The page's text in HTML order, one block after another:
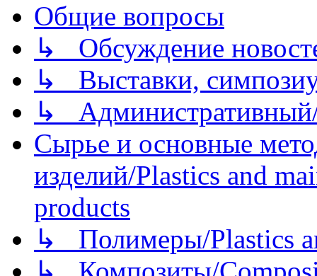
Общие вопросы
↳ Обсуждение
↳ Выставки,
↳
Сырье и основные
изделий/Plastics and
products
↳ Полимеры/Plastics